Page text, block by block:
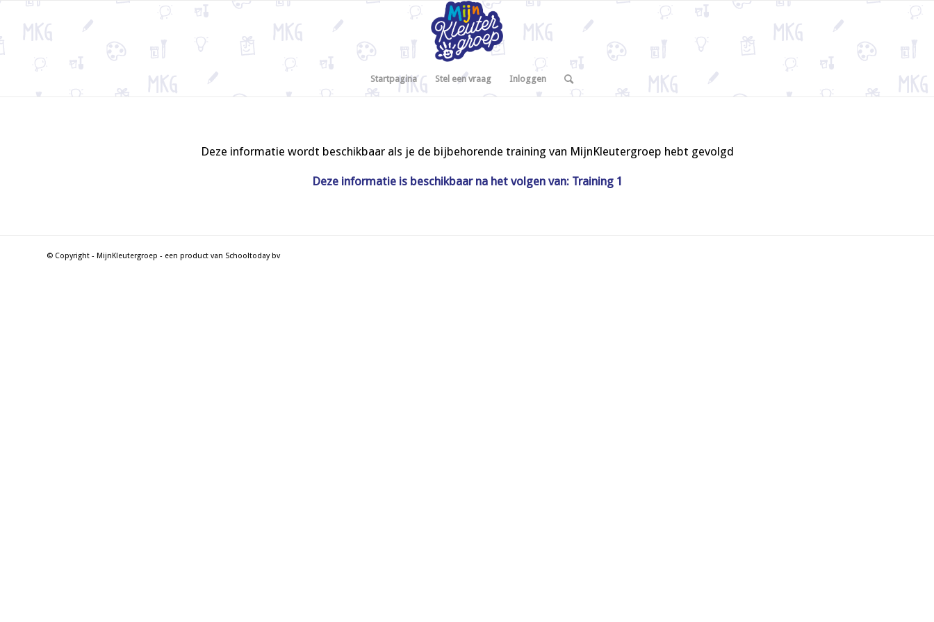
Startpagina Stel een vraag Inloggen
Deze informatie wordt beschikbaar als je de bijbehorende training van MijnKleutergroep hebt gevolgd
Deze informatie is beschikbaar na het volgen van: Training 1
© Copyright - MijnKleutergroep - een product van Schooltoday bv